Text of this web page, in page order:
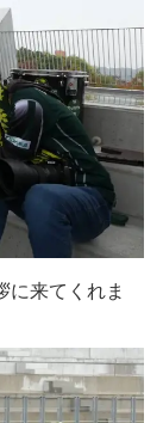
に来てくれま